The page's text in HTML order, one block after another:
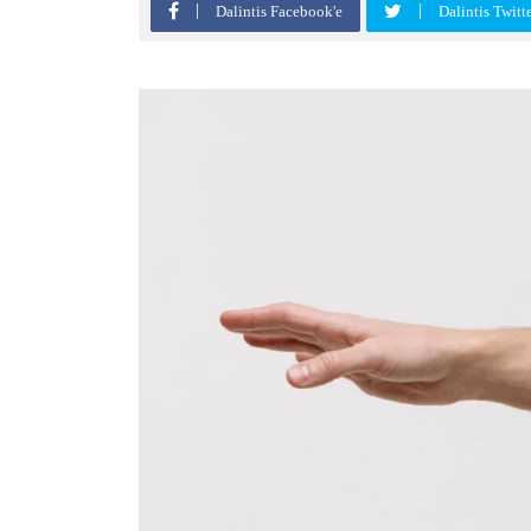
Dalintis Facebook'e Dalintis